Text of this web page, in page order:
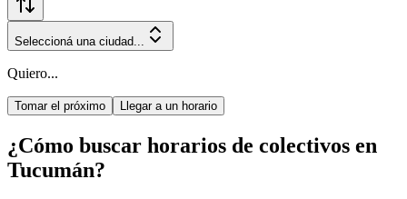
Seleccioná una ciudad...
Quiero...
Tomar el próximo Llegar a un horario
¿Cómo buscar horarios de colectivos en
Tucumán?